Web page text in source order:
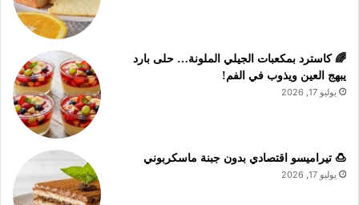
🌈 كاسترد بمكعبات الجيلي الملونة… حلى بارد
يبهج العين ويذوب في الفم!
يوليو 17, 2026
🍮 تيراميسو اقتصادي بدون جبنة ماسكربوني
يوليو 17, 2026